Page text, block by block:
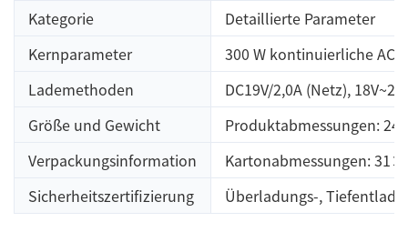
Kategorie
Detaillierte Parameter
Kernparameter
300 W kontinuierliche AC-
Lademethoden
DC19V/2,0A (Netz),
Größe und Gewicht
Produktabmessungen:
Verpackungsinformation
Kartonabmessungen:
Sicherheitszertifizierung
Überladungs-,